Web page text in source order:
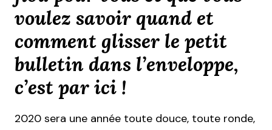
voulez savoir quand et
comment glisser le petit
bulletin dans l’enveloppe,
c’est par ici !
2020 sera une année toute douce, toute ronde,